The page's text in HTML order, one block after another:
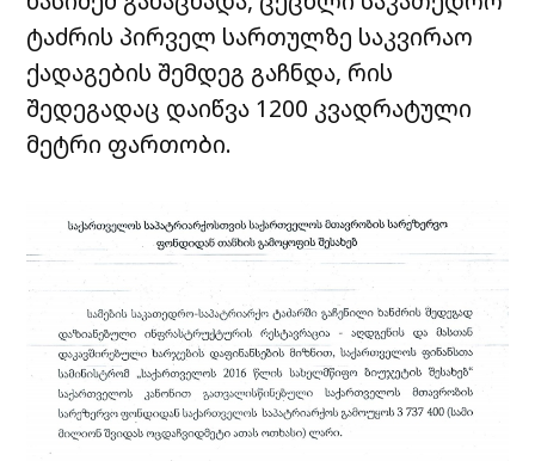
ტაძრის პირველ სართულზე საკვირაო
ქადაგების შემდეგ გაჩნდა, რის
შედეგადაც დაიწვა 1200 კვადრატული
მეტრი ფართობი.